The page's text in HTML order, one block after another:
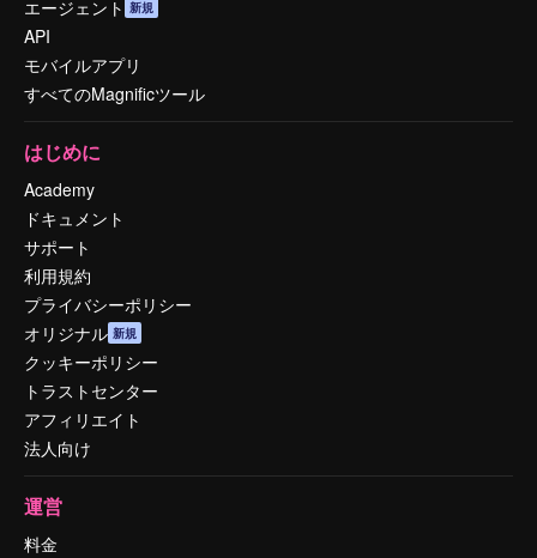
エージェント 新規
API
モバイルアプリ
すべてのMagnificツール
はじめに
Academy
ドキュメント
サポート
利用規約
プライバシーポリシー
オリジナル 新規
クッキーポリシー
トラストセンター
アフィリエイト
法人向け
運営
料金